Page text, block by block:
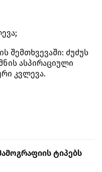
შემთხვევაში: ძუძუს
ასპირაციული
კვლევა.
ტიპებს